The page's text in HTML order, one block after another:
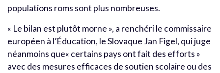
populations roms sont plus nombreuses.
« Le bilan est plutôt morne », a renchéri le commissaire
européen à l’Éducation, le Slovaque Jan Figel, qui juge
néanmoins que« certains pays ont fait des efforts »
avec des mesures efficaces de soutien scolaire ou des